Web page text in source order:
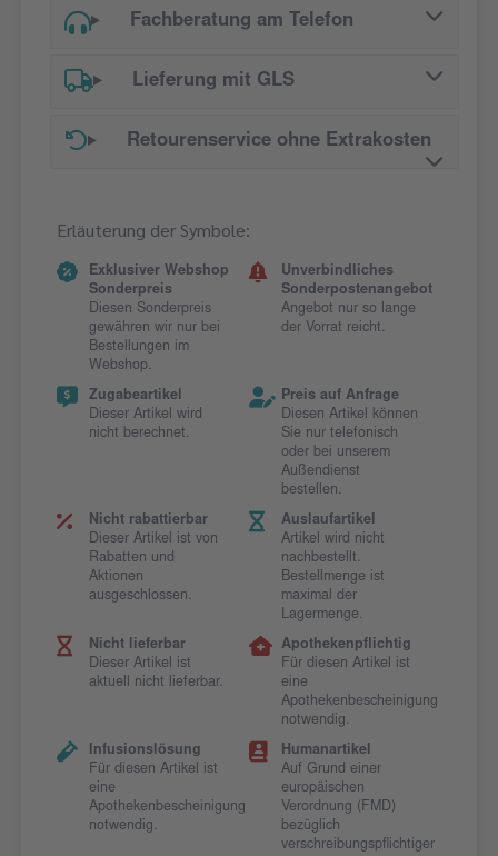
Fachberatung am Telefon
Lieferung mit GLS
Retourenservice ohne Extrakosten
Erläuterung der Symbole:
Exklusiver Webshop
Sonderpreis
Diesen Sonderpreis
gewähren wir nur bei
Bestellungen im
Webshop.
Unverbindliches
Sonderpostenangebot
Angebot nur so lange
der Vorrat reicht.
Zugabeartikel
Dieser Artikel wird
nicht berechnet.
Preis auf Anfrage
Diesen Artikel können
Sie nur telefonisch
oder bei unserem
Außendienst
bestellen.
Nicht rabattierbar
Dieser Artikel ist von
Rabatten und
Aktionen
ausgeschlossen.
Auslaufartikel
Artikel wird nicht
nachbestellt.
Bestellmenge ist
maximal der
Lagermenge.
Nicht lieferbar
Dieser Artikel ist
aktuell nicht lieferbar.
Apothekenpflichtig
Für diesen Artikel ist
eine
Apothekenbescheinigung
notwendig.
Infusionslösung
Für diesen Artikel ist
eine
Apothekenbescheinigung
notwendig.
Humanartikel
Auf Grund einer
europäischen
Verordnung (FMD)
bezüglich
verschreibungspflichtiger